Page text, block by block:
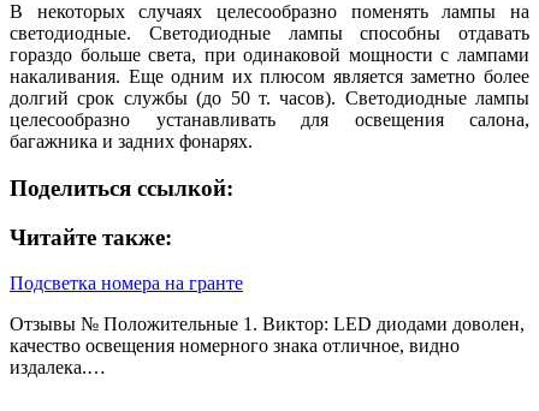
В некоторых случаях целесообразно поменять лампы на
светодиодные. Светодиодные лампы способны отдавать
гораздо больше света, при одинаковой мощности с лампами
накаливания. Еще одним их плюсом является заметно более
долгий срок службы (до 50 т. часов). Светодиодные лампы
целесообразно устанавливать для освещения салона,
багажника и задних фонарях.
Поделиться ссылкой:
Читайте также:
Подсветка номера на гранте
Отзывы № Положительные 1. Виктор: LED диодами доволен,
качество освещения номерного знака отличное, видно
издалека.…